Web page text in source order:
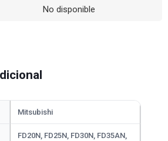
No disponible
Mitsubishi
FD20N, FD25N, FD30N, FD35AN,